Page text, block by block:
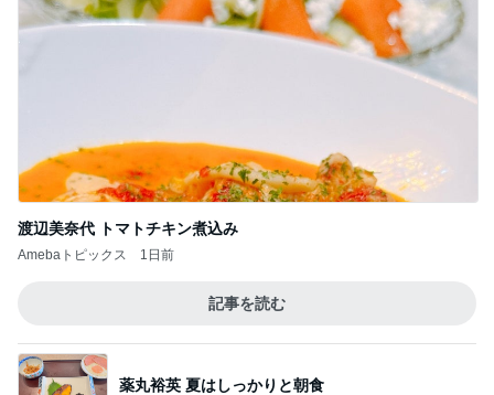
渡辺美奈代 トマトチキン煮込み
Amebaトピックス 1日前
記事を読む
薬丸裕英 夏はしっかりと朝食